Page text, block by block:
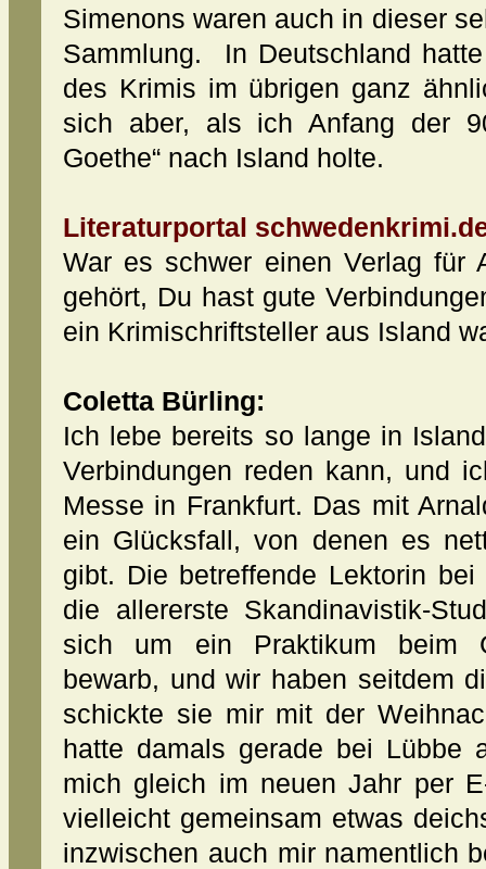
Simenons waren auch in dieser
Sammlung. In Deutschland
des Krimis im übrigen ganz
sich aber, als ich Anfang der
Goethe“ nach Island holte.
Literaturportal
War es schwer einen Verlag für
gehört, Du hast gute
ein Krimischriftsteller aus Island
Coletta Bürling:
Ich lebe bereits so lange in
Verbindungen reden kann, und
Messe in Frankfurt. Das mit
ein Glücksfall, von denen es
gibt. Die betreffende Lektorin
die allererste Skandinavistik-
sich um ein Praktikum beim
bewarb, und wir haben seitdem
schickte sie mir mit der
hatte damals gerade bei Lübbe
mich gleich im neuen Jahr per
vielleicht gemeinsam etwas
inzwischen auch mir namentlich